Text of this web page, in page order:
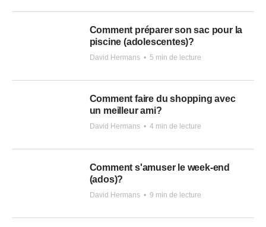
Comment préparer son sac pour la
piscine (adolescentes)?
David Hermans • 5 min de lecture
Comment faire du shopping avec
un meilleur ami?
David Hermans • 4 min de lecture
Comment s'amuser le week-end
(ados)?
David Hermans • 9 min de lecture